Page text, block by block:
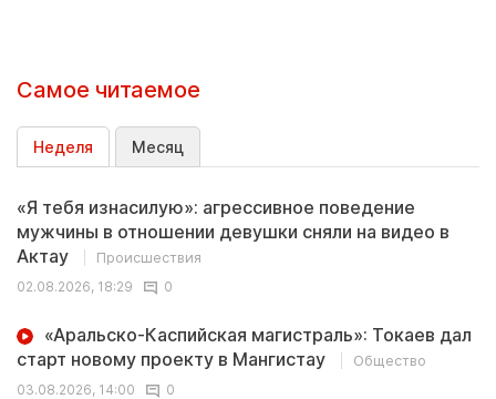
Самое читаемое
Неделя Месяц
«Я тебя изнасилую»: агрессивное поведение
мужчины в отношении девушки сняли на видео в
Актау
Происшествия
02.08.2026, 18:29
0
«Аральско-Каспийская магистраль»: Токаев дал
старт новому проекту в Мангистау
Общество
03.08.2026, 14:00
0